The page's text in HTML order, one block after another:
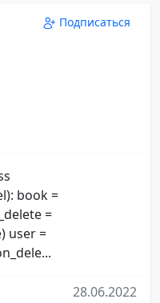
Подписаться
book =
=
user =
28.06.2022